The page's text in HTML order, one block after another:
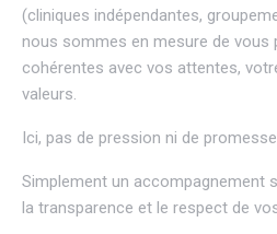
(cliniques indépendantes,
nous sommes en mesure de vous
cohérentes avec vos attentes,
valeurs.
Ici, pas de pression ni de
Simplement un accompagnement
la transparence et le respect de